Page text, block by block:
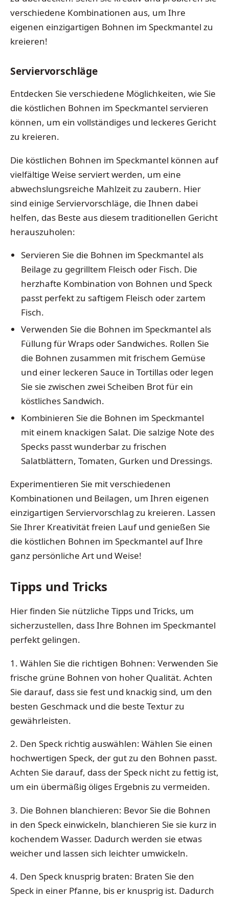
verschiedene Kombinationen aus, um Ihre
eigenen einzigartigen Bohnen im Speckmantel zu
kreieren!
Serviervorschläge
Entdecken Sie verschiedene Möglichkeiten, wie Sie
die köstlichen Bohnen im Speckmantel servieren
können, um ein vollständiges und leckeres Gericht
zu kreieren.
Die köstlichen Bohnen im Speckmantel können auf
vielfältige Weise serviert werden, um eine
abwechslungsreiche Mahlzeit zu zaubern. Hier
sind einige Serviervorschläge, die Ihnen dabei
helfen, das Beste aus diesem traditionellen Gericht
herauszuholen:
Servieren Sie die Bohnen im Speckmantel als
Beilage zu gegrilltem Fleisch oder Fisch. Die
herzhafte Kombination von Bohnen und Speck
passt perfekt zu saftigem Fleisch oder zartem
Fisch.
Verwenden Sie die Bohnen im Speckmantel als
Füllung für Wraps oder Sandwiches. Rollen Sie
die Bohnen zusammen mit frischem Gemüse
und einer leckeren Sauce in Tortillas oder legen
Sie sie zwischen zwei Scheiben Brot für ein
köstliches Sandwich.
Kombinieren Sie die Bohnen im Speckmantel
mit einem knackigen Salat. Die salzige Note des
Specks passt wunderbar zu frischen
Salatblättern, Tomaten, Gurken und Dressings.
Experimentieren Sie mit verschiedenen
Kombinationen und Beilagen, um Ihren eigenen
einzigartigen Serviervorschlag zu kreieren. Lassen
Sie Ihrer Kreativität freien Lauf und genießen Sie
die köstlichen Bohnen im Speckmantel auf Ihre
ganz persönliche Art und Weise!
Tipps und Tricks
Hier finden Sie nützliche Tipps und Tricks, um
sicherzustellen, dass Ihre Bohnen im Speckmantel
perfekt gelingen.
1. Wählen Sie die richtigen Bohnen: Verwenden Sie
frische grüne Bohnen von hoher Qualität. Achten
Sie darauf, dass sie fest und knackig sind, um den
besten Geschmack und die beste Textur zu
gewährleisten.
2. Den Speck richtig auswählen: Wählen Sie einen
hochwertigen Speck, der gut zu den Bohnen passt.
Achten Sie darauf, dass der Speck nicht zu fettig ist,
um ein übermäßig öliges Ergebnis zu vermeiden.
3. Die Bohnen blanchieren: Bevor Sie die Bohnen
in den Speck einwickeln, blanchieren Sie sie kurz in
kochendem Wasser. Dadurch werden sie etwas
weicher und lassen sich leichter umwickeln.
4. Den Speck knusprig braten: Braten Sie den
Speck in einer Pfanne, bis er knusprig ist. Dadurch